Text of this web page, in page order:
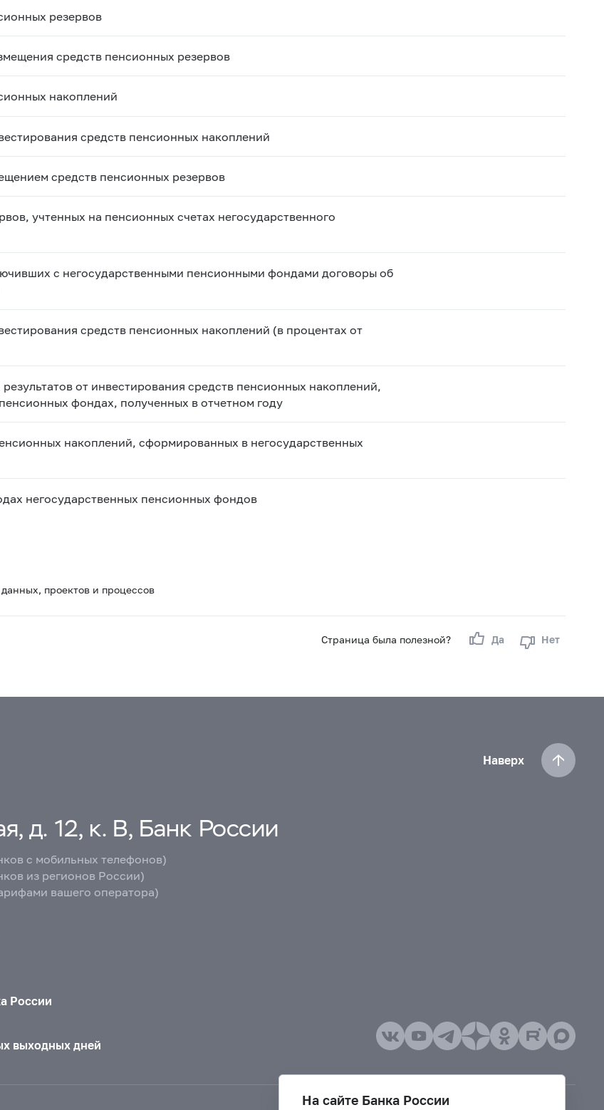
резервов
средств пенсионных резервов
накоплений
средств пенсионных накоплений
средств пенсионных резервов
учтенных на пенсионных счетах негосударственного
с негосударственными пенсионными фондами договоры об
средств пенсионных накоплений (в процентах от
от инвестирования средств пенсионных накоплений,
фондах, полученных в отчетном году
накоплений, сформированных в негосударственных
негосударственных пенсионных фондов
проектов и процессов
Страница была полезной? Да Нет
Наверх
д. 12, к. В, Банк России
с мобильных телефонов)
из регионов России)
вашего оператора)
России
выходных дней
На сайте Банка России